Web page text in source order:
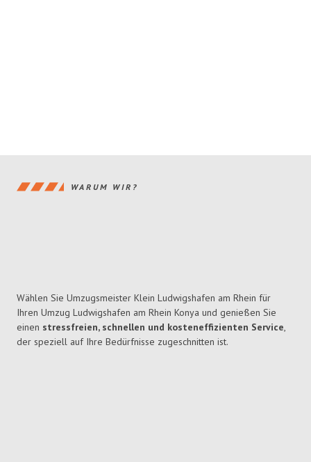
WARUM WIR?
Wählen Sie Umzugsmeister Klein Ludwigshafen am Rhein für
Ihren Umzug Ludwigshafen am Rhein Konya und genießen Sie
einen stressfreien, schnellen und kosteneffizienten Service,
der speziell auf Ihre Bedürfnisse zugeschnitten ist.